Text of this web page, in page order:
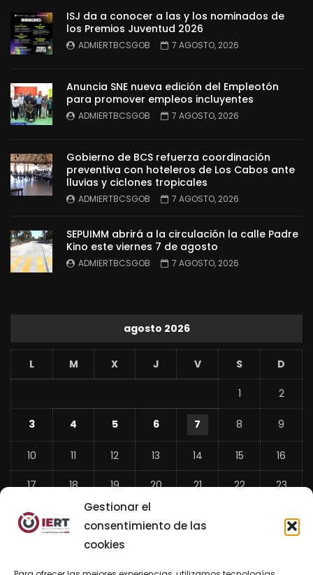
Gestionar el
consentimiento de las
cookies
ISJ da a conocer a las y los nominados de
los Premios Juventud 2026
ADMIERTBCSGOB 7 AGOSTO, 2026
Anuncia SNE nueva edición del Empleotón
para promover empleos incluyentes
ADMIERTBCSGOB 7 AGOSTO, 2026
Gobierno de BCS refuerza coordinación
preventiva con hoteleros de Los Cabos ante
lluvias y ciclones tropicales
ADMIERTBCSGOB 7 AGOSTO, 2026
SEPUIMM abrirá a la circulación la calle Padre
Kino este viernes 7 de agosto
ADMIERTBCSGOB 7 AGOSTO, 2026
agosto 2026
L M X J V S D
1 2
3 4 5 6 7 8 9
10 11 12 13 14 15 16
17 18 19 20 21 22 23
24 26 27
«